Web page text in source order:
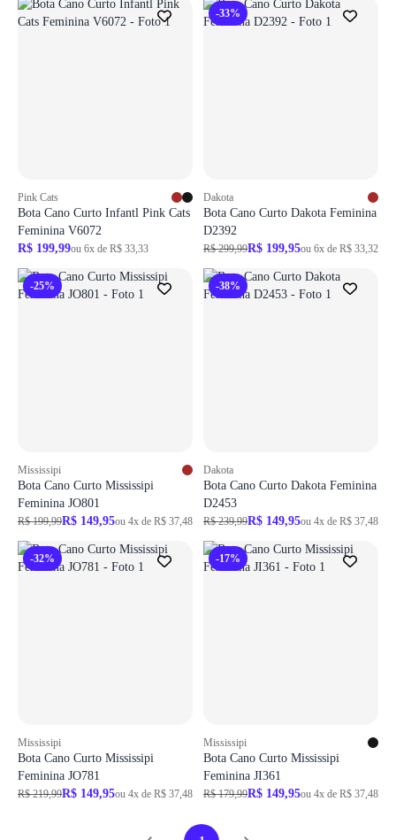
Pink Cats
Bota Cano Curto Infantl Pink Cats
Feminina V6072
R$ 199,99ou 6x de R$ 33,33
-33%
Dakota
Bota Cano Curto Dakota Feminina
D2392
R$ 299,99R$ 199,95ou 6x de R$ 33,32
-25%
Mississipi
Bota Cano Curto Mississipi
Feminina JO801
R$ 199,99R$ 149,95ou 4x de R$ 37,48
-38%
Dakota
Bota Cano Curto Dakota Feminina
D2453
R$ 239,99R$ 149,95ou 4x de R$ 37,48
-32%
Mississipi
Bota Cano Curto Mississipi
Feminina JO781
R$ 219,99R$ 149,95ou 4x de R$ 37,48
-17%
Mississipi
Bota Cano Curto Mississipi
Feminina JI361
R$ 179,99R$ 149,95ou 4x de R$ 37,48